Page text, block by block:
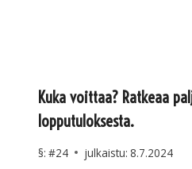
Kuka voittaa? Ratkeaa
lopputuloksesta.
§: #24 julkaistu: 8.7.2024